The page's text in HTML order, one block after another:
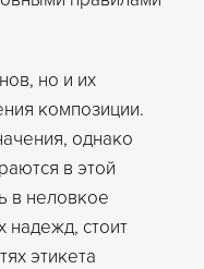
но и их
композиции.
однако
в этой
в неловкое
надежд, стоит
этикета